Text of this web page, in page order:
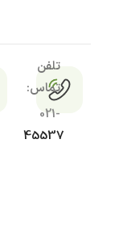
تلفن
تماس:
021-
45537